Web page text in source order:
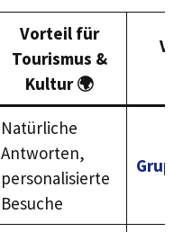
Vorteil für
Tourismus &
Kultur 🌍
Natürliche
Antworten,
personalisierte
Besuche